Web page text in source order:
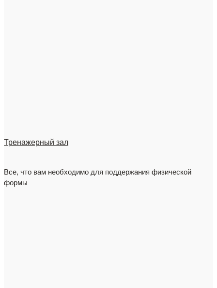
Тренажерный зал
Все, что вам необходимо для поддержания физической
формы